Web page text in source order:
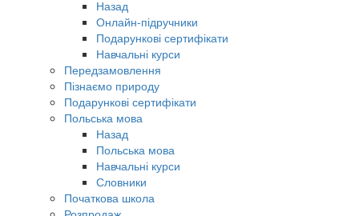
Назад
Онлайн-підручники
Подарункові сертифікати
Навчальні курси
Передзамовлення
Пізнаємо природу
Подарункові сертифікати
Польська мова
Назад
Польська мова
Навчальні курси
Словники
Початкова школа